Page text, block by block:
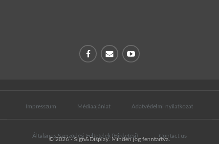
Impresszum Médiaajánlat Adatvédelmi nyilatkozat
Általános Szerződési Feltételek (Hirdetési) Contact us
© 2026 - Sign&Display. Minden jog fenntartva.